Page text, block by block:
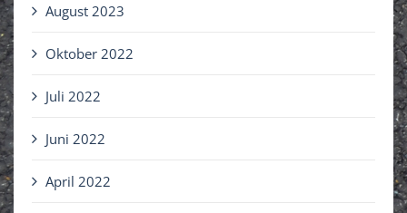
August 2023
Oktober 2022
Juli 2022
Juni 2022
April 2022